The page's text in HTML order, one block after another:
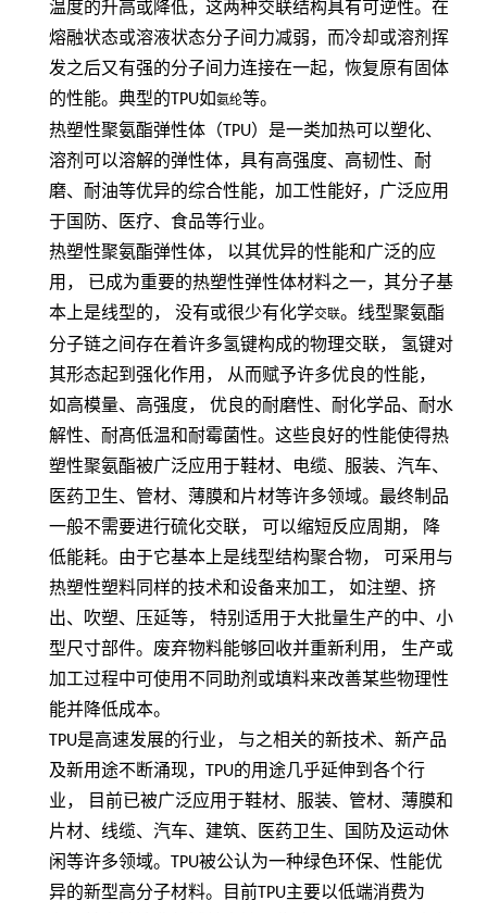
温度的升高或降低，这两种交联结构具有可逆性。在
熔融状态或溶液状态分子间力减弱，而冷却或溶剂挥
发之后又有强的分子间力连接在一起，恢复原有固体
的性能。典型的TPU如氨纶等。
热塑性聚氨酯弹性体（TPU）是一类加热可以塑化、
溶剂可以溶解的弹性体，具有高强度、高韧性、耐
磨、耐油等优异的综合性能，加工性能好，广泛应用
于国防、医疗、食品等行业。
热塑性聚氨酯弹性体，
以其优异的性能和广泛的应
用，
已成为重要的热塑性弹性体材料之一，其分子基
本上是线型的，
没有或很少有化学交联。线型聚氨酯
分子链之间存在着许多氢键构成的物理交联，
氢键对
其形态起到强化作用，
从而赋予许多优良的性能，
如高模量、高强度，
优良的耐磨性、耐化学品、耐水
解性、耐髙低温和耐霉菌性。这些良好的性能使得热
塑性聚氨酯被广泛应用于鞋材、电缆、服装、汽车、
医药卫生、管材、薄膜和片材等许多领域。最终制品
一般不需要进行硫化交联，
可以缩短反应周期，
降
低能耗。由于它基本上是线型结构聚合物，
可采用与
热塑性塑料同样的技术和设备来加工，
如注塑、挤
出、吹塑、压延等，
特别适用于大批量生产的中、小
型尺寸部件。废弃物料能够回收并重新利用，
生产或
加工过程中可使用不同助剂或填料来改善某些物理性
能并降低成本。
TPU是高速发展的行业， 与之相关的新技术、新产品
及新用途不断涌现， TPU的用途几乎延伸到各个行
业， 目前已被广泛应用于鞋材、服装、管材、薄膜和
片材、线缆、汽车、建筑、医药卫生、国防及运动休
闲等许多领域。 TPU被公认为一种绿色环保、性能优
异的新型高分子材料。目前TPU主要以低端消费为